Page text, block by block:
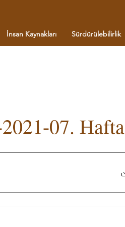
İnsan Kaynakları Sürdürülebilirlik
07. Hafta